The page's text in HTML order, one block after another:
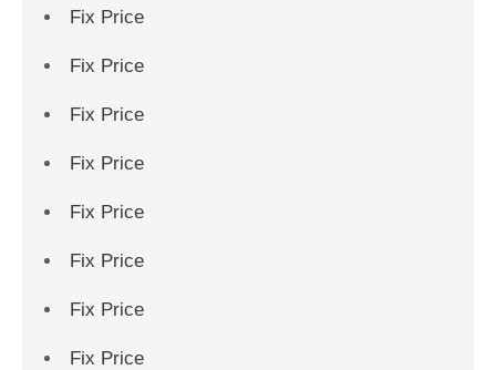
Fix Price
Fix Price
Fix Price
Fix Price
Fix Price
Fix Price
Fix Price
Fix Price